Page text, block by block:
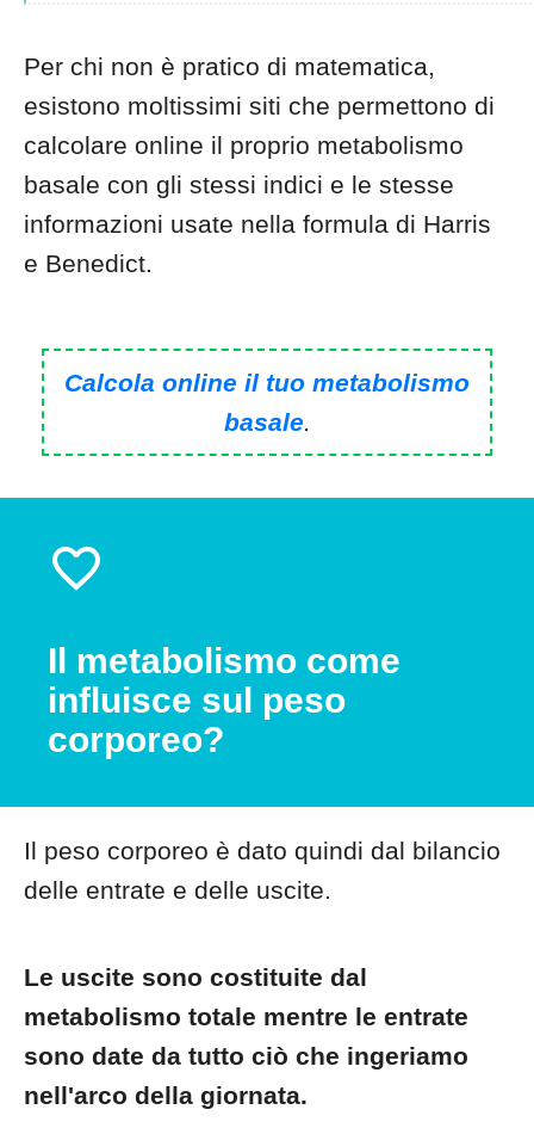
Per chi non è pratico di matematica,
esistono moltissimi siti che permettono di
calcolare online il proprio metabolismo
basale con gli stessi indici e le stesse
informazioni usate nella formula di Harris
e Benedict.
Calcola online il tuo metabolismo
basale.
Il metabolismo come
influisce sul peso
corporeo?
Il peso corporeo è dato quindi dal bilancio
delle entrate e delle uscite.
Le uscite sono costituite dal
metabolismo totale mentre le entrate
sono date da tutto ciò che ingeriamo
nell'arco della giornata.